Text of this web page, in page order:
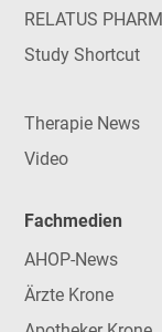
RELATUS PHARM
Study Shortcut
Therapie News
Video
Fachmedien
AHOP-News
Ärzte Krone